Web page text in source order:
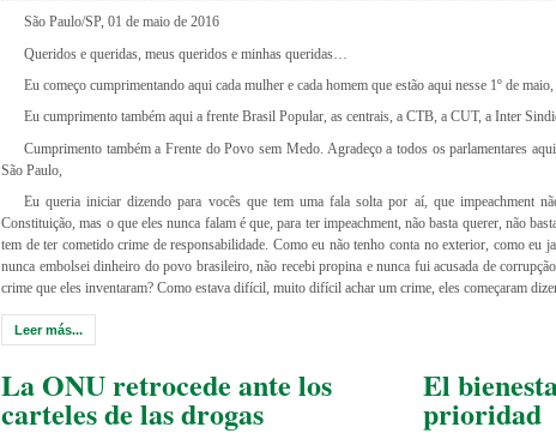
São Paulo/SP, 01 de maio de 2016
Queridos e queridas, meus queridos e minhas queridas…
Eu começo cumprimentando aqui cada mulher e cada homem que estão aqui nesse 1º de
Eu cumprimento também aqui a frente Brasil Popular, as centrais, a CTB, a CUT, a Inter
Cumprimento também a Frente do Povo sem Medo. Agradeço a todos os parlamentares
São Paulo,
Eu queria iniciar dizendo para vocês que tem uma fala solta por aí, que impeachment
Constituição, mas o que eles nunca falam é que, para ter impeachment, não basta querer, não
tem de ter cometido crime de responsabilidade. Como eu não tenho conta no exterior, como eu
nunca embolsei dinheiro do povo brasileiro, não recebi propina e nunca fui acusada de
crime que eles inventaram? Como estava difícil, muito difícil achar um crime, eles começaram
Leer más...
La ONU retrocede ante los
carteles de las drogas
El
prioridad